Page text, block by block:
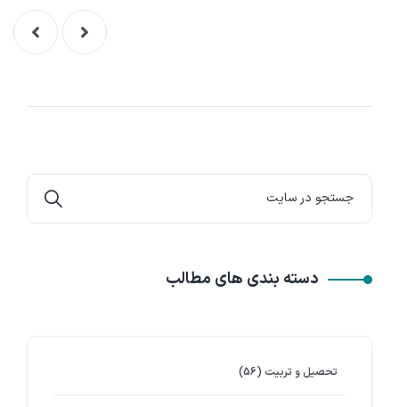
دسته بندی های مطالب
تحصیل و تربیت (56)